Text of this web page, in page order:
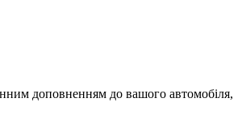
доповненням до вашого автомобіля,